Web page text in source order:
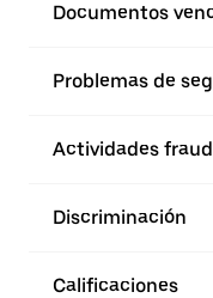
Documentos
Problemas de
Actividades
Discriminación
Calificaciones